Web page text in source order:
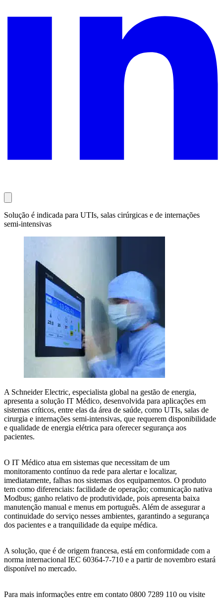
Solução é indicada para UTIs, salas cirúrgicas e de internações
semi-intensivas
A Schneider Electric, especialista global na gestão de energia,
apresenta a solução IT Médico, desenvolvida para aplicações em
sistemas críticos, entre elas da área de saúde, como UTIs, salas de
cirurgia e internações semi-intensivas, que requerem disponibilidade
e qualidade de energia elétrica para oferecer segurança aos
pacientes.
O IT Médico atua em sistemas que necessitam de um
monitoramento contínuo da rede para alertar e localizar,
imediatamente, falhas nos sistemas dos equipamentos. O produto
tem como diferenciais: facilidade de operação; comunicação nativa
Modbus; ganho relativo de produtividade, pois apresenta baixa
manutenção manual e menus em português. Além de assegurar a
continuidade do serviço nesses ambientes, garantindo a segurança
dos pacientes e a tranquilidade da equipe médica.
A solução, que é de origem francesa, está em conformidade com a
norma internacional IEC 60364-7-710 e a partir de novembro estará
disponível no mercado.
Para mais informações entre em contato 0800 7289 110 ou visite